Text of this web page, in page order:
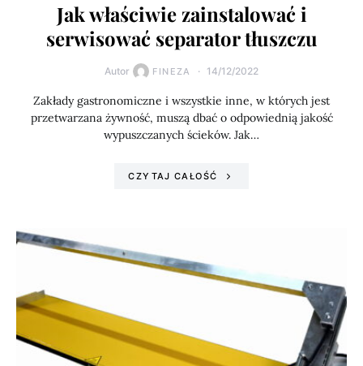
Jak właściwie zainstalować i
serwisować separator tłuszczu
Autor FINEZA 14/12/2022
Zakłady gastronomiczne i wszystkie inne, w których jest
przetwarzana żywność, muszą dbać o odpowiednią jakość
wypuszczanych ścieków. Jak…
CZYTAJ CAŁOŚĆ